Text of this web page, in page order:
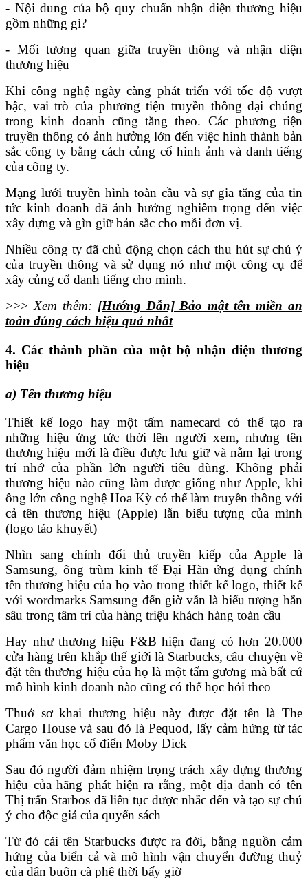
- Nội dung của bộ quy chuẩn nhận diện thương hiệu
gồm những gì?
- Mối tương quan giữa truyền thông và nhận diện
thương hiệu
Khi công nghệ ngày càng phát triển với tốc độ vượt
bậc, vai trò của phương tiện truyền thông đại chúng
trong kinh doanh cũng tăng theo. Các phương tiện
truyền thông có ảnh hưởng lớn đến việc hình thành bản
sắc công ty bằng cách củng cố hình ảnh và danh tiếng
của công ty.
Mạng lưới truyền hình toàn cầu và sự gia tăng của tin
tức kinh doanh đã ảnh hưởng nghiêm trọng đến việc
xây dựng và gìn giữ bản sắc cho mỗi đơn vị.
Nhiều công ty đã chủ động chọn cách thu hút sự chú ý
của truyền thông và sử dụng nó như một công cụ để
xây củng cố danh tiếng cho mình.
>>>Xem thêm: [Hướng Dẫn] Bảo mật tên miền an
toàn đúng cách hiệu quả nhất
4. Các thành phần của một bộ nhận diện thương
hiệu
a) Tên thương hiệu
Thiết kế logo hay một tấm namecard có thể tạo ra
những hiệu ứng tức thời lên người xem, nhưng tên
thương hiệu mới là điều được lưu giữ và nằm lại trong
trí nhớ của phần lớn người tiêu dùng. Không phải
thương hiệu nào cũng làm được giống như Apple, khi
ông lớn công nghệ Hoa Kỳ có thể làm truyền thông với
cả tên thương hiệu (Apple) lẫn biểu tượng của mình
(logo táo khuyết)
Nhìn sang chính đối thủ truyền kiếp của Apple là
Samsung, ông trùm kinh tế Đại Hàn ứng dụng chính
tên thương hiệu của họ vào trong thiết kế logo, thiết kế
với wordmarks Samsung đến giờ vẫn là biểu tượng hằn
sâu trong tâm trí của hàng triệu khách hàng toàn cầu
Hay như thương hiệu F&B hiện đang có hơn 20.000
cửa hàng trên khắp thế giới là Starbucks, câu chuyện về
đặt tên thương hiệu của họ là một tấm gương mà bất cứ
mô hình kinh doanh nào cũng có thể học hỏi theo
Thuở sơ khai thương hiệu này được đặt tên là The
Cargo House và sau đó là Pequod, lấy cảm hứng từ tác
phẩm văn học cổ điển Moby Dick
Sau đó người đảm nhiệm trọng trách xây dựng thương
hiệu của hãng phát hiện ra rằng, một địa danh có tên
Thị trấn Starbos đã liên tục được nhắc đến và tạo sự chú
ý cho độc giả của quyển sách
Từ đó cái tên Starbucks được ra đời, bằng nguồn cảm
hứng của biển cả và mô hình vận chuyển đường thuỷ
của dân buôn cà phê thời bấy giờ